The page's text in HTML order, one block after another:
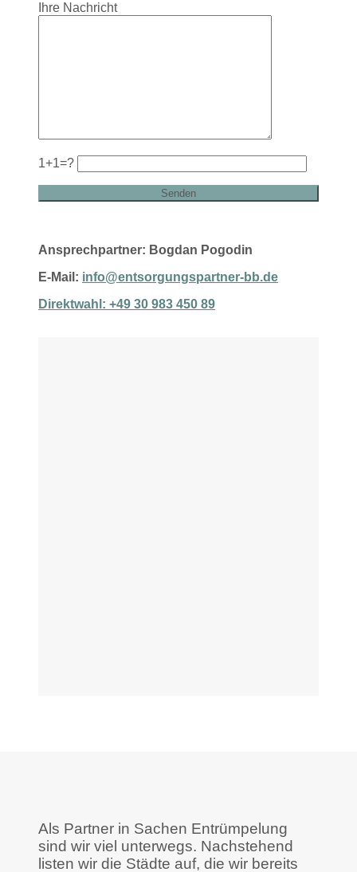
Ihre Nachricht
1+1=?
Ansprechpartner: Bogdan Pogodin
E-Mail: info@entsorgungspartner-bb.de
Direktwahl: +49 30 983 450 89
Als Partner in Sachen Entrümpelung
sind wir viel unterwegs. Nachstehend
listen wir die Städte auf, die wir bereits